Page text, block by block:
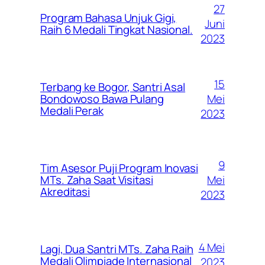
Program Bahasa Unjuk Gigi,
Raih 6 Medali Tingkat Nasional.
27
Juni
2023
Terbang ke Bogor, Santri Asal
Bondowoso Bawa Pulang
Medali Perak
15
Mei
2023
Tim Asesor Puji Program Inovasi
MTs. Zaha Saat Visitasi
Akreditasi
9
Mei
2023
Lagi, Dua Santri MTs. Zaha Raih
Medali Olimpiade Internasional
4 Mei